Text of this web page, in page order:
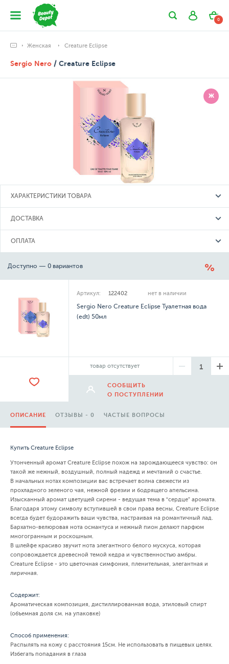
0
Женская Creature Eclipse
Sergio Nero / Creature Eclipse
Ж
ХАРАКТЕРИСТИКИ ТОВАРА
ДОСТАВКА
ОПЛАТА
Доступно — 0 вариантов
Артикул: 122402 нет в наличии
Sergio Nero Creature Eclipse Туалетная вода
(edt) 50мл
товар отсутствует
СООБЩИТЬ
О ПОСТУПЛЕНИИ
ОПИСАНИЕ ОТЗЫВЫ - 0 ЧАСТЫЕ ВОПРОСЫ
Купить Creature Eclipse
Утонченный аромат Creature Eclipse похож на зарождающееся чувство: он
такой же нежный, воздушный, полный надежд и мечтаний о счастье.
В начальных нотах композиции вас встречает волна свежести из
прохладного зеленого чая, нежной фрезии и бодрящего апельсина.
Изысканный аромат цветущей сирени - ведущая тема в “сердце” аромата.
Благодаря этому символу вступившей в свои права весны, Creature Eclipse
всегда будет будоражить ваши чувства, настраивая на романтичный лад.
Бархатно-велюровая нота османтуса и нежный пион делают парфюм
многогранным и роскошным.
В шлейфе красиво звучит нота элегантного белого мускуса, которая
сопровождается древесной темой кедра и чувственностью амбры.
Creature Eclipse - это цветочная симфония, пленительная, элегантная и
лиричная.
Содержит:
Ароматическая композиция, дистиллированная вода, этиловый спирт
(объемная доля см. на упаковке)
Способ применения:
Распылять на кожу с расстояния 15см. Не использовать в пищевых целях.
Избегать попадания в глаза